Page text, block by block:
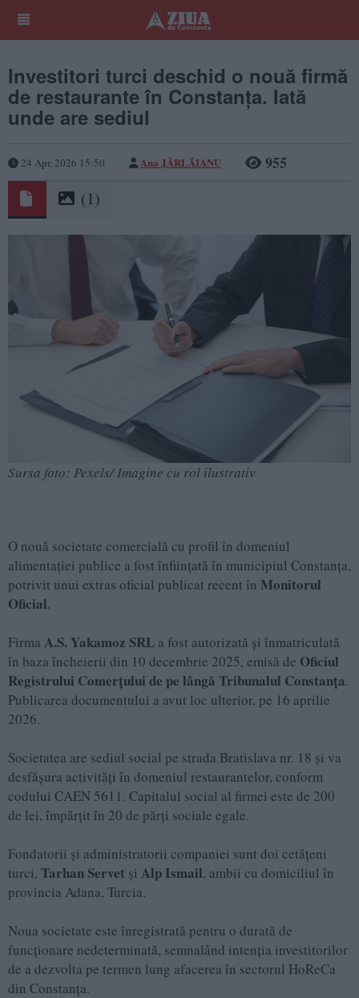
Investitori turci deschid o nouă firmă
de restaurante în Constanța. Iată
unde are sediul
24 Apr, 2026 15:50 Ana JĂRLĂIANU 955
(1)
Sursa foto: Pexels/ Imagine cu rol ilustrativ
O nouă societate comercială cu profil în domeniul
alimentației publice a fost înființată în municipiul Constanța,
potrivit unui extras oficial publicat recent în Monitorul
Oficial.
Firma A.S. Yakamoz SRL a fost autorizată și înmatriculată
în baza încheierii din 10 decembrie 2025, emisă de Oficiul
Registrului Comerțului de pe lângă Tribunalul Constanța.
Publicarea documentului a avut loc ulterior, pe 16 aprilie
2026.
Societatea are sediul social pe strada Bratislava nr. 18 și va
desfășura activități în domeniul restaurantelor, conform
codului CAEN 5611. Capitalul social al firmei este de 200
de lei, împărțit în 20 de părți sociale egale.
Fondatorii și administratorii companiei sunt doi cetățeni
turci, Tarhan Servet și Alp Ismail, ambii cu domiciliul în
provincia Adana, Turcia.
Noua societate este înregistrată pentru o durată de
funcționare nedeterminată, semnalând intenția investitorilor
de a dezvolta pe termen lung afacerea în sectorul HoReCa
din Constanța.